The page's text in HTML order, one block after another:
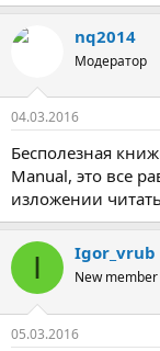
nq2014
Модератор
04.03.2016
Бесполезная
Manual, это все
изложении
I Igor_vrub
New member
05.03.2016